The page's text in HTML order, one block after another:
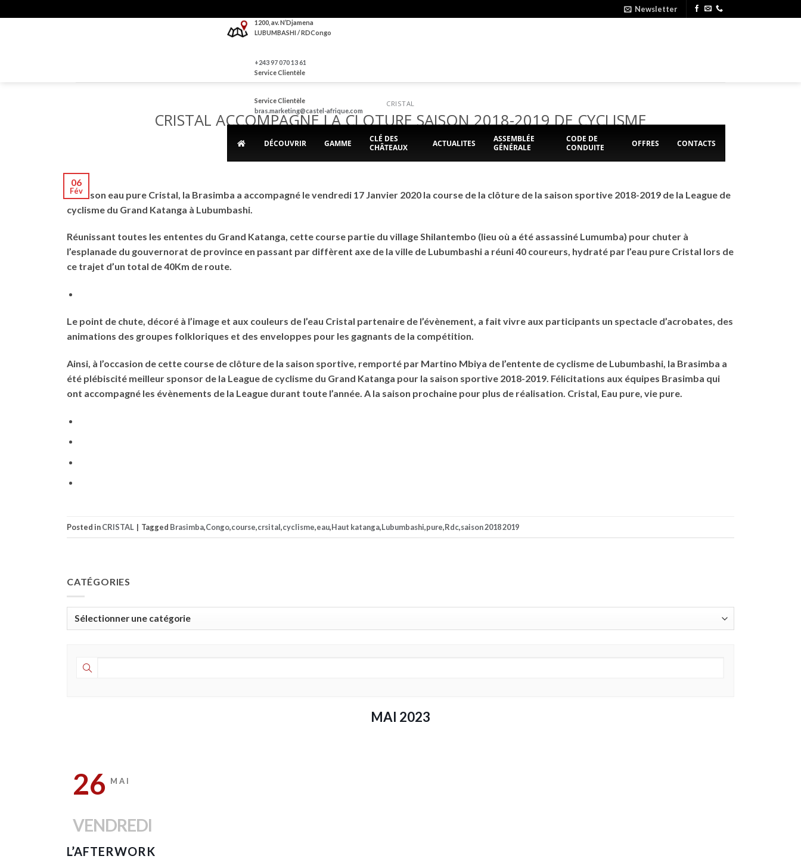
to
Newsletter
1200, av. N’Djamena
LUBUMBASHI / RDCongo
+243 97 070 13 61
Service Clientèle
Service Clientèle
bras.marketing@castel-afrique.com
DÉCOUVRIR GAMME
CLÉ DES
CHÂTEAUX
ACTUALITES
ASSEMBLÉE
GÉNÉRALE
CODE DE
CONDUITE
OFFRES CONTACTS
CRISTAL
CRISTAL ACCOMPAGNE LA CLOTURE SAISON 2018-2019 DE CYCLISME
06
Fév
Avec son eau pure Cristal, la Brasimba a accompagné le vendredi 17 Janvier 2020 la course de la clôture de la saison sportive 2018-2019 de la League de
cyclisme du Grand Katanga à Lubumbashi.
Réunissant toutes les ententes du Grand Katanga, cette course partie du village Shilantembo (lieu où a été assassiné Lumumba) pour chuter à
l’esplanade du gouvernorat de province en passant par diffèrent axe de la ville de Lubumbashi a réuni 40 coureurs, hydraté par l’eau pure Cristal lors de
ce trajet d’un total de 40Km de route.
Le point de chute, décoré à l’image et aux couleurs de l’eau Cristal partenaire de l’évènement, a fait vivre aux participants un spectacle d’acrobates, des
animations des groupes folkloriques et des enveloppes pour les gagnants de la compétition.
Ainsi, à l’occasion de cette course de clôture de la saison sportive, remporté par Martino Mbiya de l’entente de cyclisme de Lubumbashi, la Brasimba a
été plébiscité meilleur sponsor de la League de cyclisme du Grand Katanga pour la saison sportive 2018-2019. Félicitations aux équipes Brasimba qui
ont accompagné les évènements de la League durant toute l’année. A la saison prochaine pour plus de réalisation. Cristal, Eau pure, vie pure.
Posted inCRISTAL | Tagged Brasimba,Congo,course,crsital,cyclisme,eau,Haut katanga,Lubumbashi,pure,Rdc,saison 2018 2019
CATÉGORIES
Catégories
MAI 2023
26 MAI
VENDREDI
L’AFTERWORK